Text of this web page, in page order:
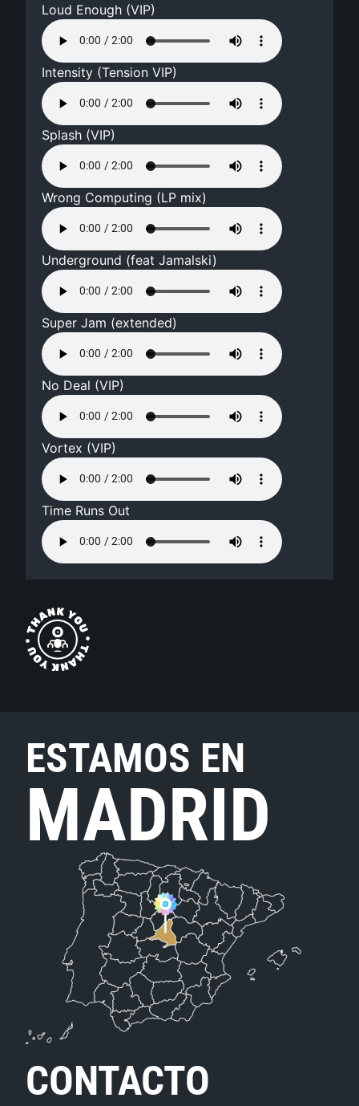
Loud Enough (VIP)
Intensity (Tension VIP)
Splash (VIP)
Wrong Computing (LP mix)
Underground (feat Jamalski)
Super Jam (extended)
No Deal (VIP)
Vortex (VIP)
Time Runs Out
ESTAMOS EN
MADRID
CONTACTO